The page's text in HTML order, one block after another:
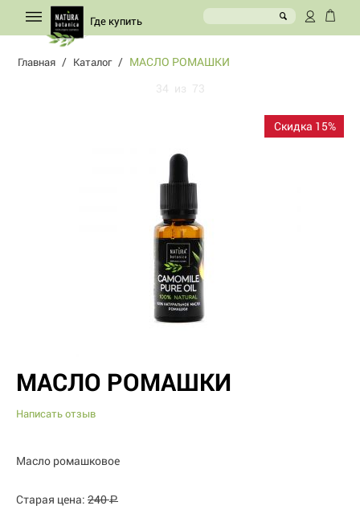
Где купить
Главная / Каталог / МАСЛО РОМАШКИ
34 из 73
Скидка 15%
МАСЛО РОМАШКИ
Написать отзыв
Масло ромашковое
Старая цена: 240 Р